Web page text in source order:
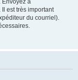
Envoyez à
est très important
du courriel).